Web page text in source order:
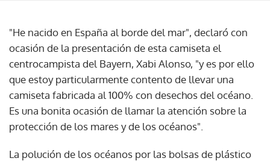
"He nacido en España al borde del mar", declaró con
ocasión de la presentación de esta camiseta el
centrocampista del Bayern, Xabi Alonso, "y es por ello
que estoy particularmente contento de llevar una
camiseta fabricada al 100% con desechos del océano.
Es una bonita ocasión de llamar la atención sobre la
protección de los mares y de los océanos".
La polución de los océanos por las bolsas de plástico